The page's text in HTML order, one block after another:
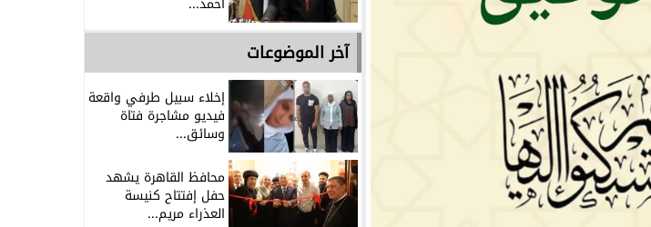
آخر الموضوعات
إخلاء سبيل طرفي واقعة
فيديو مشاجرة فتاة
وسائق...
محافظ القاهرة يشهد
حفل إفتتاح كنيسة
العذراء مريم...